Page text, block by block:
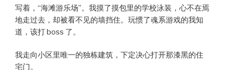
写着，“海滩游乐场”。我摸了摸包里的学校泳装，心不在焉
地走过去，却被看不见的墙挡住。玩惯了魂系游戏的我知
道，该打 boss 了。
我走向小区里唯一的独栋建筑，下定决心打开那漆黑的住
宅门。